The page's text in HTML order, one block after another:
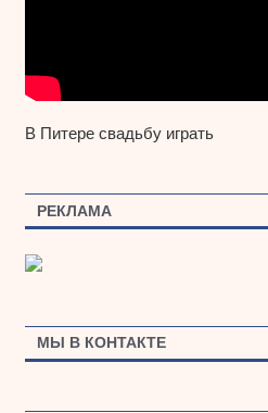
В Питере свадьбу играть
РЕКЛАМА
МЫ В КОНТАКТЕ